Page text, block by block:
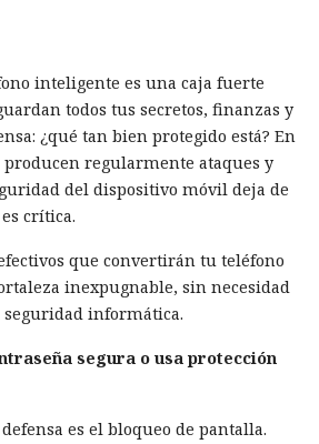
inteligente es una caja fuerte
todos tus secretos, finanzas y
¿qué tan bien protegido está? En
regularmente ataques y
del dispositivo móvil deja de
crítica.
que convertirán tu teléfono
inexpugnable, sin necesidad
informática.
segura o usa protección
es el bloqueo de pantalla.